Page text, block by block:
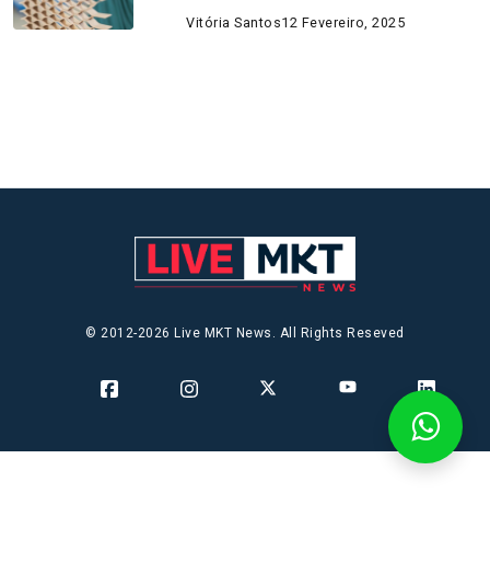
Vitória Santos12 Fevereiro, 2025
© 2012-2026 Live MKT News. All Rights Reseved